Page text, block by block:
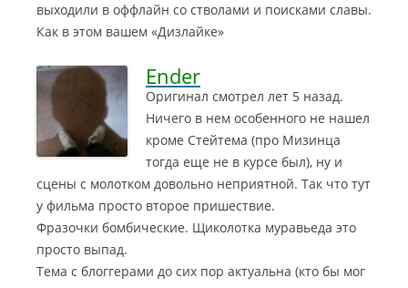
выходили в оффлайн со стволами и поисками славы.
Как в этом вашем «Дизлайке»
Ender
Оригинал смотрел лет 5 назад.
Ничего в нем особенного не нашел
кроме Стейтема (про Мизинца
тогда еще не в курсе был), ну и
сцены с молотком довольно неприятной. Так что тут
у фильма просто второе пришествие.
Фразочки бомбические. Щиколотка муравьеда это
просто выпад.
Тема с блоггерами до сих пор актуальна (кто бы мог